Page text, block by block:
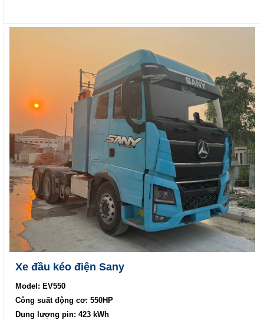
Xe đầu kéo điện Sany
Model: EV550
Công suất động cơ: 550HP
Dung lượng pin: 423 kWh